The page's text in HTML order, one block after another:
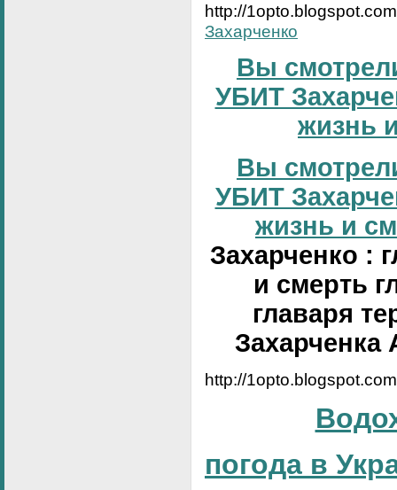
http://
Захарченко
Вы
УБИТ
жизнь
Вы
УБИТ
жизнь и
Захарченко :
и смерть
главаря
Захарченка
http://
погода в